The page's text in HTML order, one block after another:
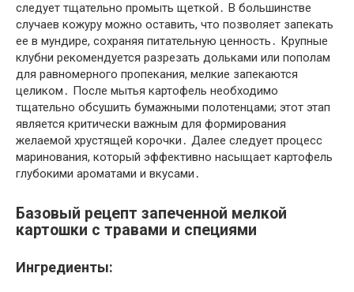
следует тщательно промыть щеткой․ В большинстве
случаев кожуру можно оставить, что позволяет запекать
ее в мундире, сохраняя питательную ценность․ Крупные
клубни рекомендуется разрезать дольками или пополам
для равномерного пропекания, мелкие запекаются
целиком․ После мытья картофель необходимо
тщательно обсушить бумажными полотенцами; этот этап
является критически важным для формирования
желаемой хрустящей корочки․ Далее следует процесс
маринования, который эффективно насыщает картофель
глубокими ароматами и вкусами․
Базовый рецепт запеченной мелкой
картошки с травами и специями
Ингредиенты: